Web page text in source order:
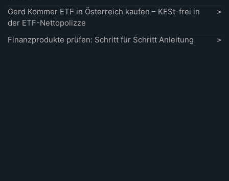
Gerd Kommer ETF in Österreich kaufen – KESt-frei in
der ETF-Nettopolizze
Finanzprodukte prüfen: Schritt für Schritt Anleitung